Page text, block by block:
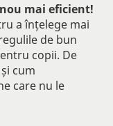
mai eficient!
a înțelege mai
de bun
copii. De
cum
care nu le